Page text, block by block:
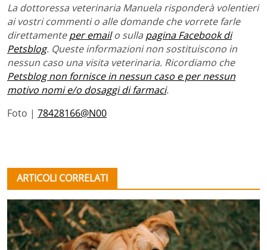
La dottoressa veterinaria Manuela risponderà volentieri
ai vostri commenti o alle domande che vorrete farle
direttamenteper emailo sulla pagina Facebook di
Petsblog. Queste informazioni non sostituiscono in
nessun caso una visita veterinaria. Ricordiamo che
Petsblog non fornisce in nessun caso e per nessun
motivo nomi e/o dosaggi di farmaci.
Foto | 78428166@N00
ARTICOLI CORRELATI